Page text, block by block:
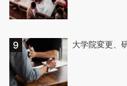
大学院変更、